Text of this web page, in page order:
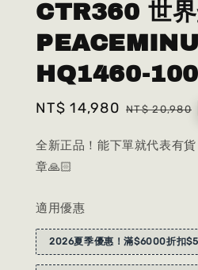
CTR360 世
HQ1460-
Sale
NT$ 14,980 Regular
NT$ 20,980
全新正品！能下單就代表有
章🙏🏻
適用優惠
2026夏季優惠！滿$6000折扣